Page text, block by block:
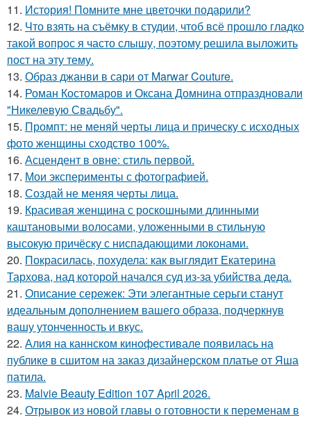
11. История! Помните мне цветочки подарили?
12. Что взять на съёмку в студии, чтоб всё прошло гладко
такой вопрос я часто слышу, поэтому решила выложить
пост на эту тему.
13. Образ джанви в сари от Marwar Couture.
14. Роман Костомаров и Оксана Домнина отпраздновали
"Никелевую Свадьбу".
15. Промпт: не меняй черты лица и прическу с исходных
фото женщины сходство 100%.
16. Асцендент в овне: стиль первой.
17. Мои эксперименты с фотографией.
18. Создай не меняя черты лица.
19. Красивая женщина с роскошными длинными
каштановыми волосами, уложенными в стильную
высокую причёску с ниспадающими локонами.
20. Покрасилась, похудела: как выглядит Екатерина
Тархова, над которой начался суд из-за убийства деда.
21. Описание сережек: Эти элегантные серьги станут
идеальным дополнением вашего образа, подчеркнув
вашу утонченность и вкус.
22. Алия на каннском кинофестивале появилась на
публике в сшитом на заказ дизайнерском платье от Яша
патила.
23. Malvie Beauty Edition 107 April 2026.
24. Отрывок из новой главы о готовности к переменам в